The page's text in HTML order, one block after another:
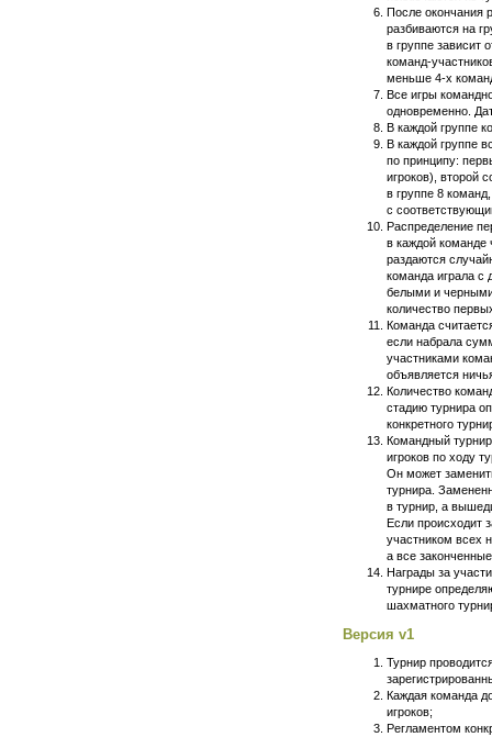
После окончания
разбиваются на
в группе зависит
команд-
меньше 4-х
Все игры
одновременно.
В каждой группе
В каждой группе
по принципу:
игроков), второй
в группе 8
с
Распределение
в каждой команде
раздаются
команда играла с
белыми и
количество
Команда
если набрала
участниками
объявляется
Количество
стадию турнира
конкретного
Командный
игроков по ходу
Он может
турнира.
в турнир, а
Если происходит
участником всех
а все
Награды за
турнире
шахматного
Версия v1
Турнир
Каждая команда
игроков;
Регламентом